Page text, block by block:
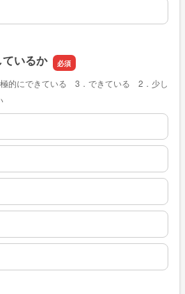
いるか
的にできている 3．できている 2．少し